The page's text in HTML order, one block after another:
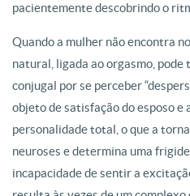
pacientemente descobrindo o
Quando a mulher não encontra
natural, ligada ao orgasmo, pode
conjugal por se perceber
objeto de satisfação do esposo e
personalidade total, o que a
neuroses e determina uma
incapacidade de sentir a